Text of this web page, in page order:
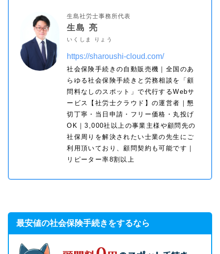
生島社労士事務所代表
生島 亮
いくしま りょう
https://sharoushi-cloud.com/
社会保険手続きの自動販売機｜全国のあ
らゆる社会保険手続きと労務相談を「顧
問料なしのスポット」で代行するWebサ
ービス【社労士クラウド】の運営者｜懇
切丁寧・当日申請・フリー価格・丸投げ
OK｜3,000社以上の事業主様や顧問先の
社保周りを解決されたい士業の先生にご
利用頂いており、顧問契約も可能です｜
リピーター率8割以上
最安値の社会保険手続きをするなら